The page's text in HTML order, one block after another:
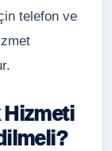
telefon ve
Hizmeti